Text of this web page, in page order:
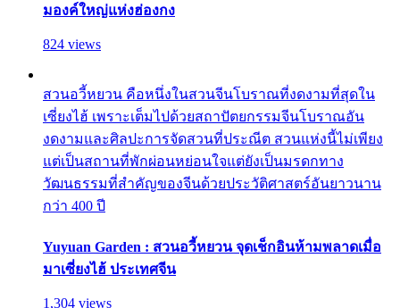
มองค์ใหญ่แห่งฮ่องกง
824 views
สวนอวี้หยวน คือหนึ่งในสวนจีนโบราณที่งดงามที่สุดใน
เซี่ยงไฮ้ เพราะเต็มไปด้วยสถาปัตยกรรมจีนโบราณอัน
งดงามและศิลปะการจัดสวนที่ประณีต สวนแห่งนี้ไม่เพียง
แต่เป็นสถานที่พักผ่อนหย่อนใจแต่ยังเป็นมรดกทาง
วัฒนธรรมที่สำคัญของจีนด้วยประวัติศาสตร์อันยาวนาน
กว่า 400 ปี
Yuyuan Garden : สวนอวี้หยวน จุดเช็กอินห้ามพลาดเมื่อ
มาเซี่ยงไฮ้ ประเทศจีน
1,304 views